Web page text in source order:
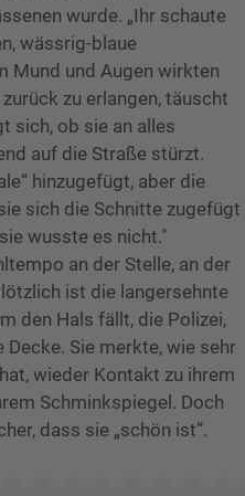
wurde. „Ihr schaute
wässrig-blaue
Mund und Augen wirkten
zu erlangen, täuscht
sich, ob sie an alles
auf die Straße stürzt.
hinzugefügt, aber die
sich die Schnitte zugefügt
wusste es nicht."
an der Stelle, an der
ist die langersehnte
den Hals fällt, die Polizei,
Sie merkte, wie sehr
wieder Kontakt zu ihrem
Schminkspiegel. Doch
dass sie „schön ist“.